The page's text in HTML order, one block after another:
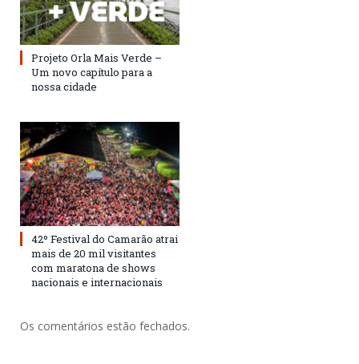
Projeto Orla Mais Verde –
Um novo capítulo para a
nossa cidade
42º Festival do Camarão atrai
mais de 20 mil visitantes
com maratona de shows
nacionais e internacionais
Os comentários estão fechados.